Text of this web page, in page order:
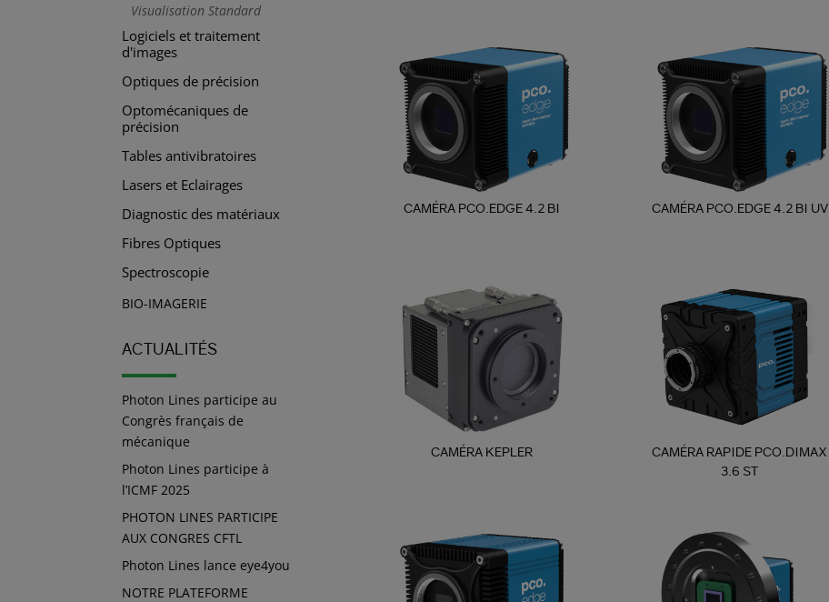
CAMÉRA PCO.EDGE 4.2 BI CAMÉRA PCO.EDGE 4.2 BI UV
CAMÉRA KEPLER
CAMÉRA RAPIDE PCO.DIMAX
3.6 ST
Visualisation Standard
Logiciels et traitement
d'images
Optiques de précision
Optomécaniques de
précision
Tables antivibratoires
Lasers et Eclairages
Diagnostic des matériaux
Fibres Optiques
Spectroscopie
BIO-IMAGERIE
ACTUALITÉS
Photon Lines participe au
Congrès français de
mécanique
Photon Lines participe à
l’ICMF 2025
PHOTON LINES PARTICIPE
AUX CONGRES CFTL
Photon Lines lance eye4you
NOTRE PLATEFORME